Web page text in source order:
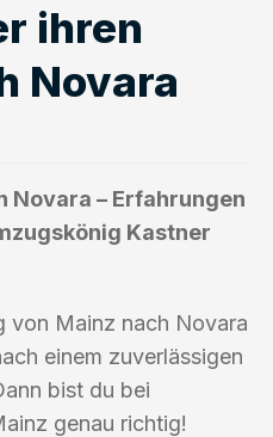
ihren
Novara
Novara – Erfahrungen
Kastner
von Mainz nach Novara
einem zuverlässigen
bist du bei
genau richtig!